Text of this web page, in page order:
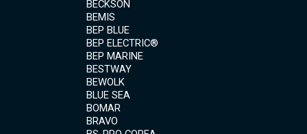
BECKSON
BEMIS
BEP BLUE
BEP ELECTRIC®
BEP MARINE
BESTWAY
BEWOLK
BLUE SEA
BOMAR
BRAVO